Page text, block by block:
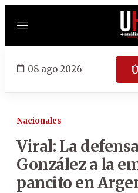
Menú
08 ago 2026
Nacionales
Viral: La
González a la
pancito en